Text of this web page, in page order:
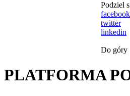
Podziel
facebook
twitter
linkedin
Do góry
PLATFORMA